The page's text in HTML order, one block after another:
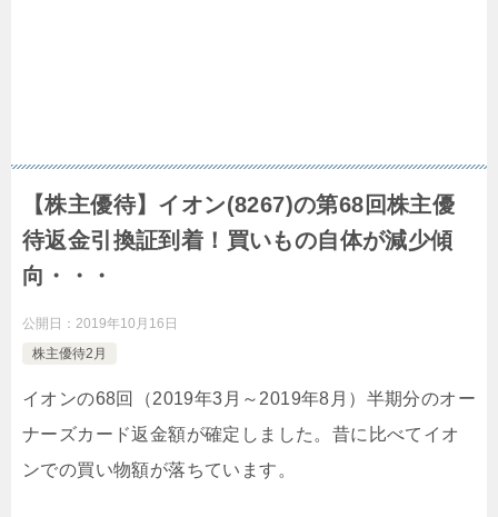
【株主優待】イオン(8267)の第68回株主優
待返金引換証到着！買いもの自体が減少傾
向・・・
公開日： 2019年10月16日
株主優待2月
イオンの68回（2019年3月～2019年8月）半期分のオー
ナーズカード返金額が確定しました。昔に比べてイオ
ンでの買い物額が落ちています。